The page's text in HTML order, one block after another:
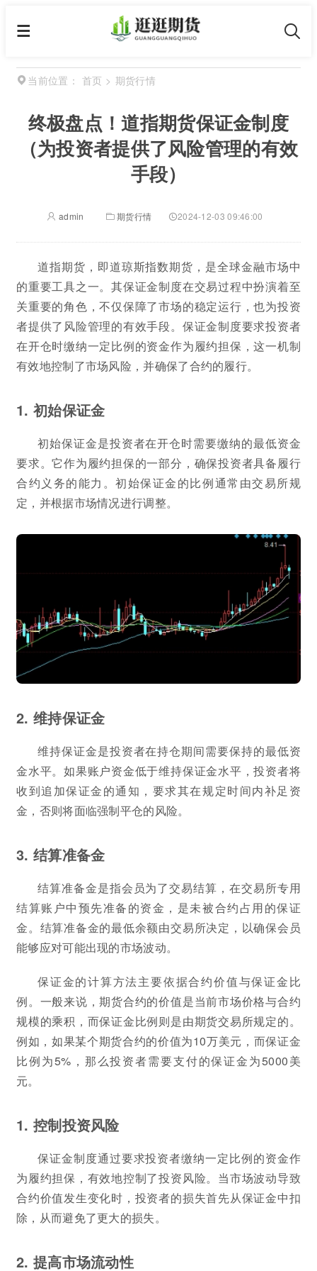
当前位置： 首页 > 期货行情
终极盘点！道指期货保证金制度
（为投资者提供了风险管理的有效
手段）
admin 期货行情 2024-12-03 09:46:00
道指期货，即道琼斯指数期货，是全球金融市场中
的重要工具之一。其保证金制度在交易过程中扮演着至
关重要的角色，不仅保障了市场的稳定运行，也为投资
者提供了风险管理的有效手段。保证金制度要求投资者
在开仓时缴纳一定比例的资金作为履约担保，这一机制
有效地控制了市场风险，并确保了合约的履行。
1. 初始保证金
初始保证金是投资者在开仓时需要缴纳的最低资金
要求。它作为履约担保的一部分，确保投资者具备履行
合约义务的能力。初始保证金的比例通常由交易所规
定，并根据市场情况进行调整。
2. 维持保证金
维持保证金是投资者在持仓期间需要保持的最低资
金水平。如果账户资金低于维持保证金水平，投资者将
收到追加保证金的通知，要求其在规定时间内补足资
金，否则将面临强制平仓的风险。
3. 结算准备金
结算准备金是指会员为了交易结算，在交易所专用
结算账户中预先准备的资金，是未被合约占用的保证
金。结算准备金的最低余额由交易所决定，以确保会员
能够应对可能出现的市场波动。
保证金的计算方法主要依据合约价值与保证金比
例。一般来说，期货合约的价值是当前市场价格与合约
规模的乘积，而保证金比例则是由期货交易所规定的。
例如，如果某个期货合约的价值为10万美元，而保证金
比例为5%，那么投资者需要支付的保证金为5000美
元。
1. 控制投资风险
保证金制度通过要求投资者缴纳一定比例的资金作
为履约担保，有效地控制了投资风险。当市场波动导致
合约价值发生变化时，投资者的损失首先从保证金中扣
除，从而避免了更大的损失。
2. 提高市场流动性